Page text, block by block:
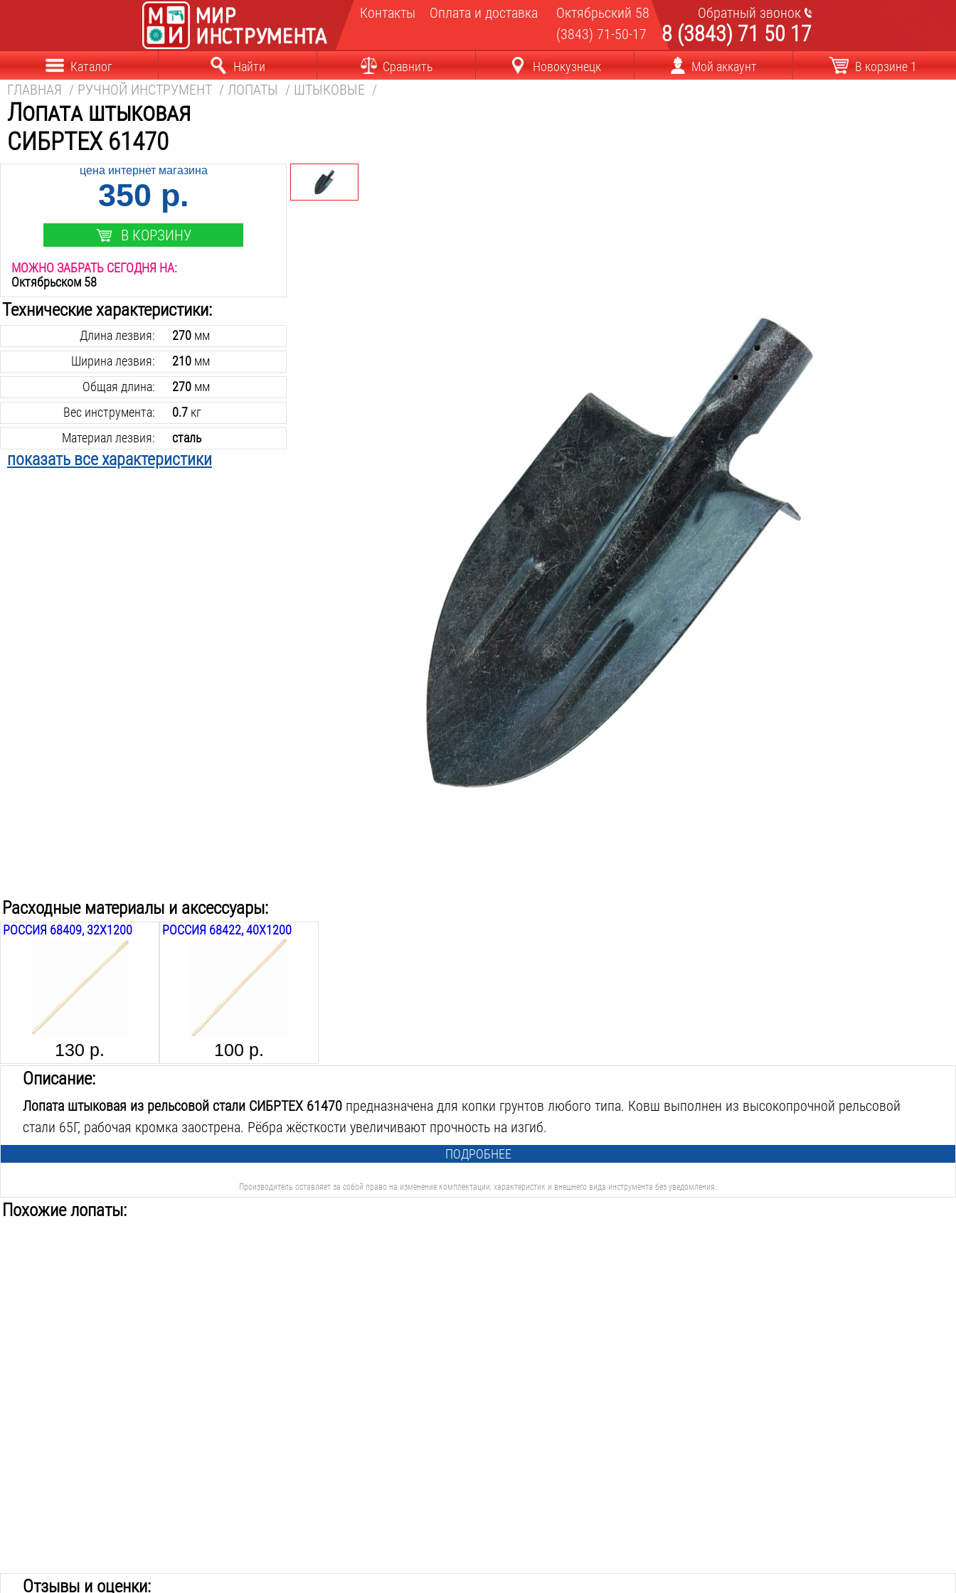
Контакты Оплата и доставка
Октябрьский 58
(3843) 71-50-17
Обратный звонок
8 (3843) 71 50 17
Каталог Найти Сравнить Новокузнецк Мой аккаунт В корзине 1
ГЛАВНАЯ / РУЧНОЙ ИНСТРУМЕНТ / ЛОПАТЫ / ШТЫКОВЫЕ /
Лопата штыковая
СИБРТЕХ 61470
цена интернет магазина
350 р.
В КОРЗИНУ
МОЖНО ЗАБРАТЬ СЕГОДНЯ НА:
Октябрьском 58
Технические характеристики:
Длина лезвия: 270мм
Ширина лезвия:
210мм
Общая длина:
270мм
Вес инструмента:
0.7кг
Материал лезвия:
сталь
Черенок в комплекте:
нет
показать все характеристики
Расходные материалы и аксессуары:
РОССИЯ 68409, 32Х1200
130 р.
РОССИЯ 68422, 40Х1200
100 р.
Описание:
Лопата штыковая из рельсовой стали СИБРТЕХ 61470 предназначена для копки грунтов любого типа. Ковш выполнен из высокопрочной рельсовой
стали 65Г, рабочая кромка заострена. Рёбра жёсткости увеличивают прочность на изгиб.
ПОДРОБНЕЕ
Производитель оставляет за собой право на изменение комплектации, характеристик и внешнего вида инструмента без уведомления.
Похожие лопаты:
Отзывы и оценки: